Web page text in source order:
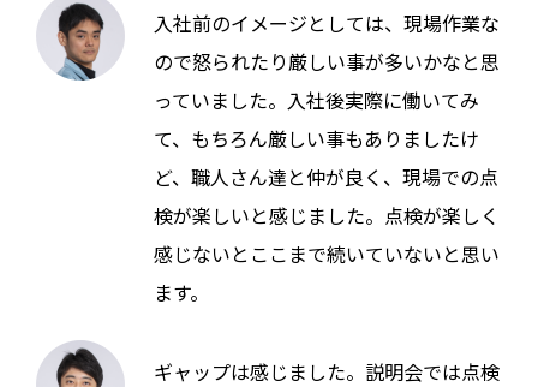
入社前のイメージとしては、現場作業な
ので怒られたり厳しい事が多いかなと思
っていました。入社後実際に働いてみ
て、もちろん厳しい事もありましたけ
ど、職人さん達と仲が良く、現場での点
検が楽しいと感じました。点検が楽しく
感じないとここまで続いていないと思い
ます。
ギャップは感じました。説明会では点検